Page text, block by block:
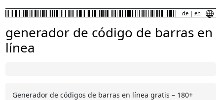
de| en
generador de código de barras en
línea
Generador de códigos de barras en línea gratis – 180+